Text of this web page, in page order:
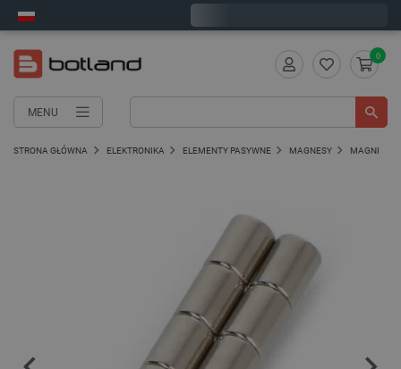
MENU
0
STRONA GŁÓWNA ELEKTRONIKA ELEMENTY PASYWNE MAGNESY MAGNESY